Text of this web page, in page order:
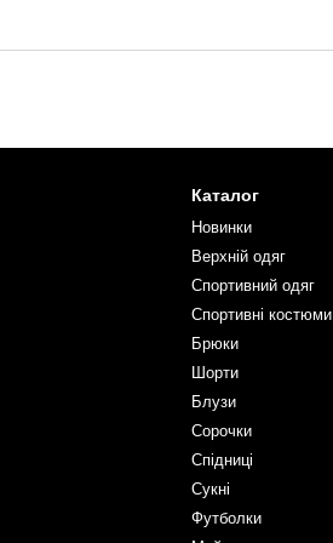
Каталог
Новинки
Верхній одяг
Спортивний одяг
Спортивні костюми
Брюки
Шорти
Блузи
Сорочки
Спідниці
Сукні
Футболки